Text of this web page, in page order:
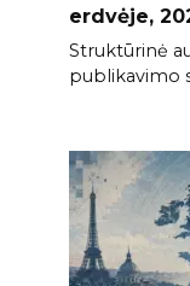
erdvėje,
Struktūrinė
publikavimo